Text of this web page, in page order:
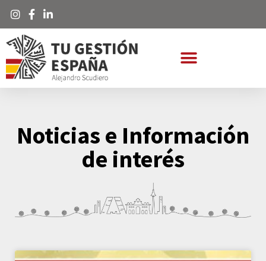
Noticias e Información
de interés